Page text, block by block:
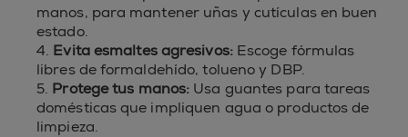
manos, para mantener uñas y cutículas en buen
estado.
4. Evita esmaltes agresivos:Escoge fórmulas
libres de formaldehído, tolueno y DBP.
5. Protege tus manos: Usa guantes para tareas
domésticas que impliquen agua o productos de
limpieza.